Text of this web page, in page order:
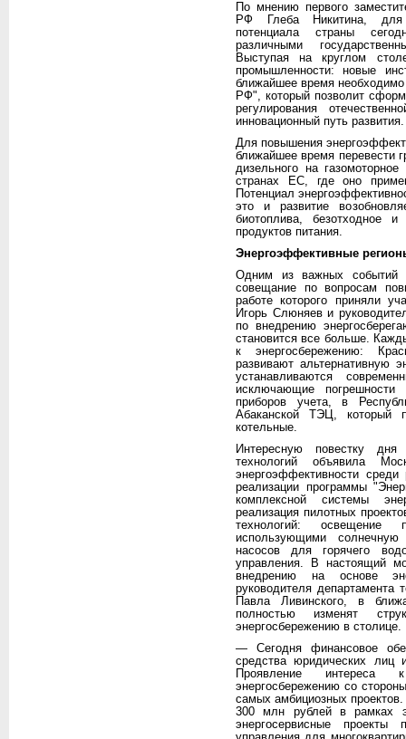
По мнению первого
РФ Глеба Никитина, для
потенциала страны
различными
Выступая на круглом
промышленности: новые
ближайшее время
РФ", который позволит
регулирования
инновационный путь развития.
Для повышения
ближайшее время перевести
дизельного на
странах ЕС, где оно
Потенциал
это и развитие
биотоплива, безотходное и
продуктов питания.
Энергоэффективные
Одним из важных событий
совещание по вопросам
работе которого приняли
Игорь Слюняев и
по внедрению
становится все больше.
к энергосбережению:
развивают альтернативную
устанавливаются
исключающие
приборов учета, в
Абаканской ТЭЦ, который
котельные.
Интересную повестку дня
технологий объявила
энергоэффективности
реализации программы
комплексной системы
реализация пилотных
технологий: освещение
использующими
насосов для горячего
управления. В настоящий
внедрению на основе
руководителя департамента
Павла Ливинского, в
полностью изменят
энергосбережению в столице.
— Сегодня финансовое
средства юридических
Проявление интереса
энергосбережению со
самых амбициозных
300 млн рублей в рамках
энергосервисные проекты